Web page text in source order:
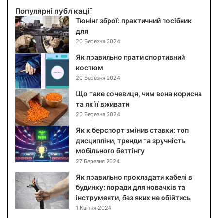
с
а
л
а
т
:
п
о
к
р
о
к
о
в
и
р
е
ц
е
б
е
н
к
о
р
п
у
с
д
л
я
R
a
s
b
e
r
о
ч
е
в
и
ц
я
,
ч
и
м
в
о
н
а
о
р
и
с
Популярні публікації
Тюнінг зброї: практичний посібник
для
20 Березня 2024
Як правильно прати спортивний
костюм
20 Березня 2024
Що таке сочевиця, чим вона корисна
та як її вживати
20 Березня 2024
Як кіберспорт змінив ставки: топ
дисципліни, тренди та зручність
мобільного беттінгу
27 Березня 2024
Як правильно прокладати кабелі в
будинку: поради для новачків та
інструменти, без яких не обійтись
1 Квітня 2024